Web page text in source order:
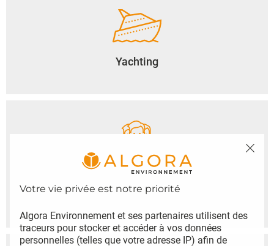
Algora Environnement et ses partenaires utilisent des
traceurs pour stocker et accéder à vos données
personnelles (telles que votre adresse IP) afin de
Yachting
Particuliers